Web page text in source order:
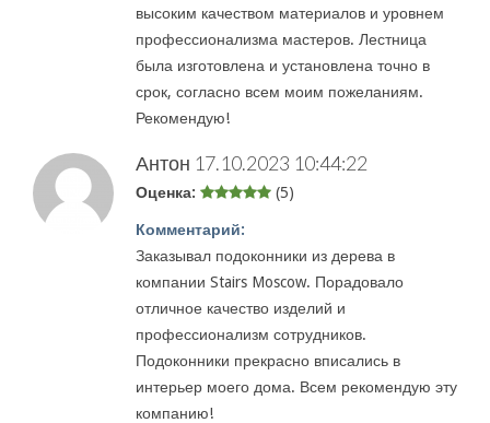
высоким качеством материалов и уровнем
профессионализма мастеров. Лестница
была изготовлена и установлена точно в
срок, согласно всем моим пожеланиям.
Рекомендую!
Антон 17.10.2023 10:44:22
Оценка: (5)
Комментарий:
Заказывал подоконники из дерева в
компании Stairs Moscow. Порадовало
отличное качество изделий и
профессионализм сотрудников.
Подоконники прекрасно вписались в
интерьер моего дома. Всем рекомендую эту
компанию!